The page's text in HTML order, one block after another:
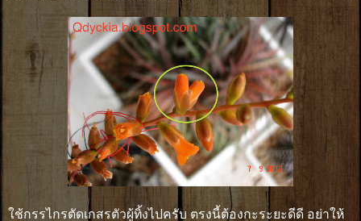
ใช้กรรไกรตัดเกสรตัวผู้ทิ้งไปครับ ตรงนี้ต้องกะระยะดีดี อย่าให้